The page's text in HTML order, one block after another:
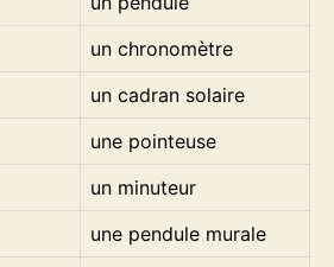
un chronomètre
un cadran solaire
une pointeuse
un minuteur
une pendule murale